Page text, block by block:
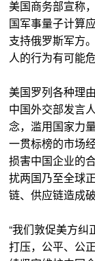
美国商务部宣称
国军事量子计算
支持俄罗斯军方
人的行为有可能
美国罗列各种理
中国外交部发言
念，滥用国家力
一贯标榜的市场
损害中国企业的
扰两国乃至全球
链、供应链造成破
“我们敦促美方
打压，公平、公